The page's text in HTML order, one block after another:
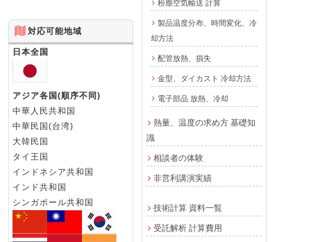
粉塵空気輸送 計算
製品温度分布、時間変化、冷
却方法
配管放熱、損失
金型、ダイカスト 冷却方法
電子部品 放熱、冷却
熱量、温度の求め方 基礎知
識
相談者の体験
非営利講演実績
技術計算 資料一覧
受託解析 計算費用
対応可能地域
日本全国
アジア各国(順序不同)
中華人民共和国
中華民国(台湾)
大韓民国
タイ王国
インドネシア共和国
インド共和国
シンガポール共和国